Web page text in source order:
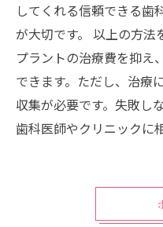
してくれる信頼できる歯
が大切です。 以上の方法
プラントの治療費を抑え
できます。ただし、治療
収集が必要です。失敗し
歯科医師やクリニックに